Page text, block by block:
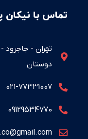
تماس با نیکان
تهران -
دوستان
021-77331007
09129534770